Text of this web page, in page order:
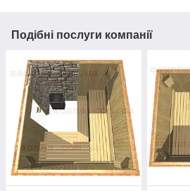
Подібні послуги компанії